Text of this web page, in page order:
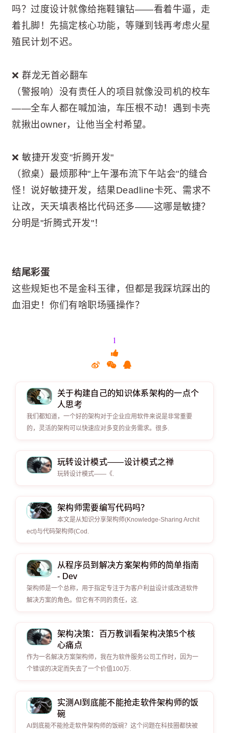
吗？过度设计就像给拖鞋镶钻——看着牛逼，走
着扎脚！先搞定核心功能，等赚到钱再考虑火星
殖民计划不迟。
❌ 群龙无首必翻车
（警报响）没有责任人的项目就像没司机的校车
——全车人都在喊加油，车压根不动！遇到卡壳
就揪出owner，让他当全村希望。
❌ 敏捷开发变"折腾开发"
（掀桌）最烦那种"上午瀑布流下午站会"的缝合
怪！说好敏捷开发，结果Deadline卡死、需求不
让改，天天填表格比代码还多——这哪是敏捷？
分明是"折腾式开发"！
结尾彩蛋
这些规矩也不是金科玉律，但都是我踩坑踩出的
血泪史！你们有啥职场骚操作？
1
关于构建自己的知识体系架构的一点个
人思考
我们都知道，一个好的架构对于企业应用软件来说是非常重要
的，灵活的架构可以快速应对多变的业务需求。很多.
玩转设计模式——设计模式之禅
玩转设计模式——《.
架构师需要编写代码吗？
本文是从知识分享架构师(Knowledge-Sharing Archit
ect)与代码架构师(Cod.
从程序员到解决方案架构师的简单指南
- Dev
架构师是一个总称，用于指定专注于为客户利益设计或改进软件
解决方案的角色。但它有不同的责任，这.
架构决策：百万教训看架构决策5个核
心痛点
作为一名解决方案架构师，我在为软件服务公司工作时，因为一
个错误的决定而失去了一个价值100万.
实测AI到底能不能抢走软件架构师的饭
碗
AI到底能不能抢走软件架构师的饭碗？这个问题在科技圈都快被